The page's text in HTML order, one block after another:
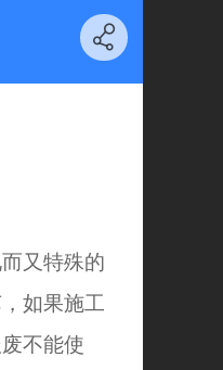
又特殊的
如果施工
不能使